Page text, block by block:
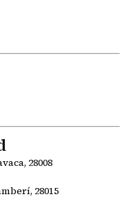
28008
28015